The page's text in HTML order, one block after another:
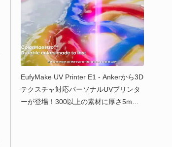
EufyMake UV Printer E1 - Ankerから3D
テクスチャ対応パーソナルUVプリンタ
ーが登場！300以上の素材に厚さ5mm